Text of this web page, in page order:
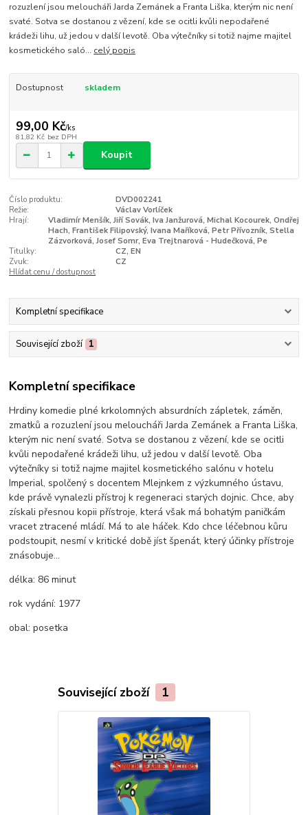
rozuzlení jsou meloucháři Jarda Zemánek a Franta Liška, kterým nic není
svaté. Sotva se dostanou z vězení, kde se ocitli kvůli nepodařené
krádeži lihu, už jedou v další levotě. Oba výtečníky si totiž najme majitel
kosmetického saló... celý popis
Dostupnost skladem
99,00 Kč/ks
81,82 Kč bez DPH
Koupit
Číslo produktu:
DVD002241
Režie:
Václav Vorlíček
Hrají:
Vladimír Menšík, Jiří Sovák, Iva Janžurová, Michal Kocourek, Ondřej
Hach, František Filipovský, Ivana Maříková, Petr Přívozník, Stella
Zázvorková, Josef Somr, Eva Trejtnarová - Hudečková, Pe
Titulky:
CZ, EN
Zvuk:
CZ
Hlídat cenu / dostupnost
Kompletní specifikace
Související zboží 1
Kompletní specifikace
Hrdiny komedie plné krkolomných absurdních zápletek, záměn,
zmatků a rozuzlení jsou meloucháři Jarda Zemánek a Franta Liška,
kterým nic není svaté. Sotva se dostanou z vězení, kde se ocitli
kvůli nepodařené krádeži lihu, už jedou v další levotě. Oba
výtečníky si totiž najme majitel kosmetického salónu v hotelu
Imperial, spolčený s docentem Mlejnkem z výzkumného ústavu,
kde právě vynalezli přístroj k regeneraci starých dojnic. Chce, aby
získali přesnou kopii přístroje, která však má bohatým paničkám
vracet ztracené mládí. Má to ale háček. Kdo chce léčebnou kůru
podstoupit, nesmí v kritické době jíst špenát, který účinky přístroje
znásobuje...
délka: 86 minut
rok vydání: 1977
obal: posetka
Související zboží 1